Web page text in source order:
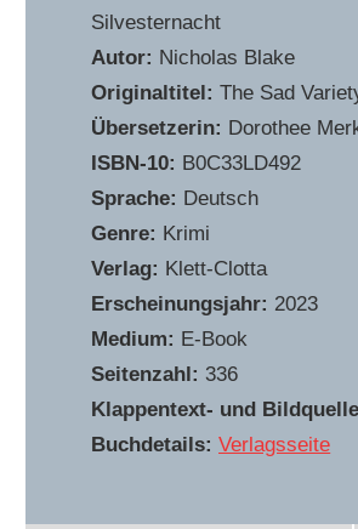
Silvesternacht
Autor: Nicholas Blake
Originaltitel: The Sad
Übersetzerin: Dorothee
ISBN-10: B0C33LD492
Sprache: Deutsch
Genre: Krimi
Verlag: Klett-Clotta
Erscheinungsjahr: 2023
Medium: E-Book
Seitenzahl:336
Klappentext- und
Buchdetails: Verlagsseite